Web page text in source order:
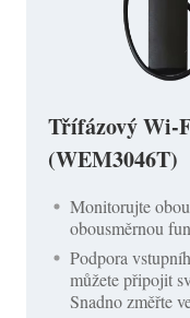
Třífázový Wi-
(WEM3046T)
Monitorujte
obousměrnou
Podpora
můžete připojit
Snadno změřte